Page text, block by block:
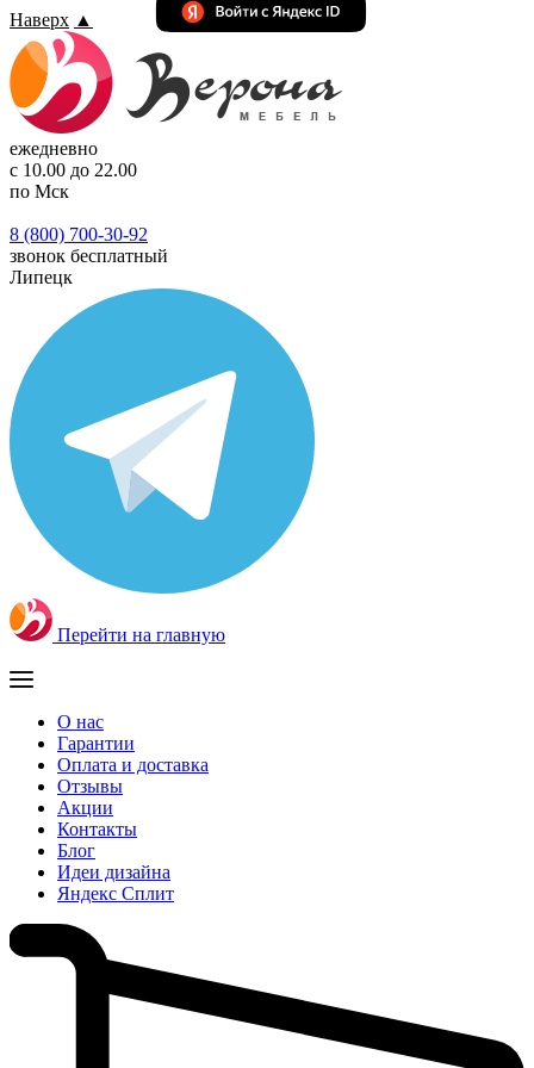
Наверх ▲
ежедневно
с 10.00 до 22.00
по Мск
8 (800) 700-30-92
звонок бесплатный
Липецк
Перейти на главную
О нас
Гарантии
Оплата и доставка
Отзывы
Акции
Контакты
Блог
Идеи дизайна
Яндекс Сплит